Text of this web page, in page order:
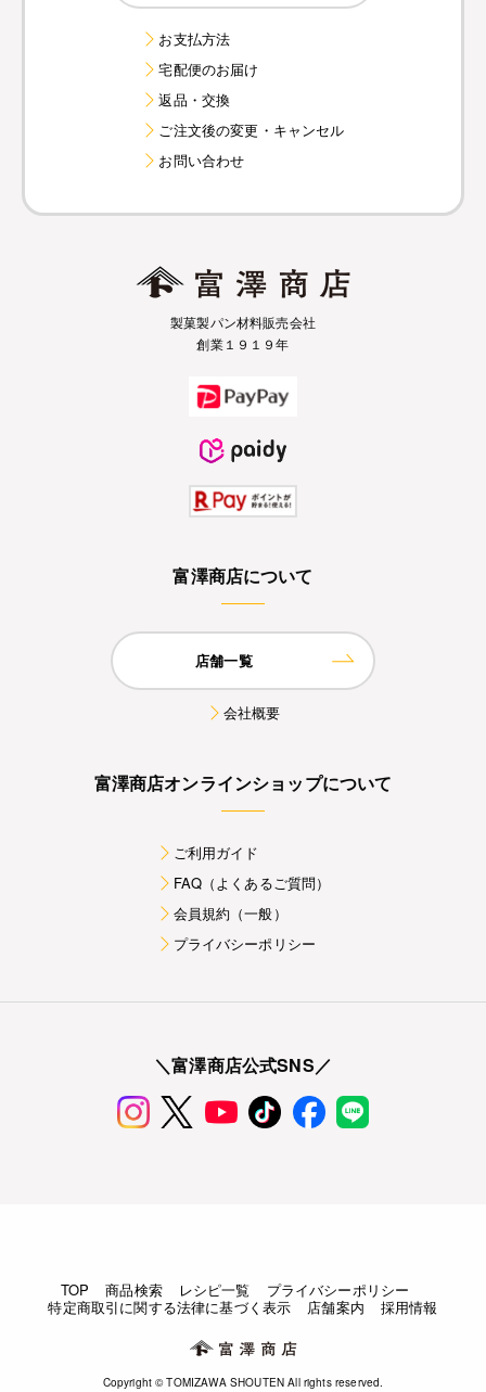
お支払方法
宅配便のお届け
返品・交換
ご注文後の変更・キャンセル
お問い合わせ
製菓製パン材料販売会社
創業１９１９年
富澤商店について
店舗一覧
会社概要
富澤商店オンラインショップについて
ご利用ガイド
FAQ（よくあるご質問）
会員規約（一般）
プライバシーポリシー
＼富澤商店公式SNS／
TOP 商品検索 レシピ一覧
プライバシーポリシー
特定商取引に関する法律に基づく表示
店舗案内 採用情報
Copyright © TOMIZAWA SHOUTEN All rights reserved.